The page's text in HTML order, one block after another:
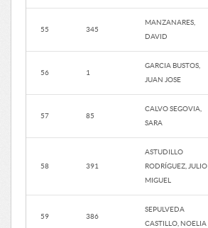
55 345
MANZANARES,
DAVID
56 1
GARCIA BUSTOS,
JUAN JOSE
57 85
CALVO SEGOVIA,
SARA
58 391
ASTUDILLO
RODRÍGUEZ, JULIO
MIGUEL
59 386
SEPULVEDA
CASTILLO, NOELIA